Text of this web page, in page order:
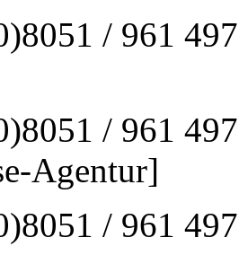
/ 961
/ 961
Agentur]
/ 961